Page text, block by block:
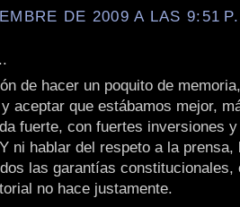
DE 2009 A LAS 9:51
de hacer un poquito de
aceptar que estábamos mejor,
fuerte, con fuertes inversiones
ni hablar del respeto a la prensa,
las garantías constitucionales,
no hace justamente.